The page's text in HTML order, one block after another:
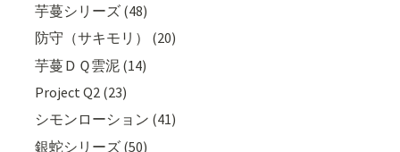
芋蔓シリーズ (48)
防守（サキモリ） (20)
芋蔓ＤＱ雲泥 (14)
Project Q2 (23)
シモンローション (41)
銀蛇シリーズ (50)